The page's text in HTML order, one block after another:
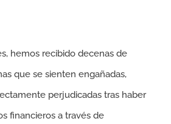
hemos recibido decenas de
que se sienten engañadas,
perjudicadas tras haber
financieros a través de